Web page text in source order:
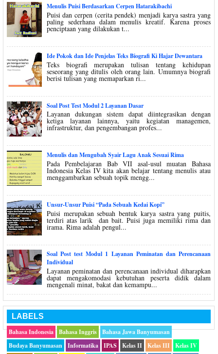
Menulis Puisi Berdasarkan Cerpen Hatarakibachi
Puisi dan cerpen (cerita pendek) menjadi karya sastra yang
paling sederhana dalam menulis kreatif. Karena proses
penciptaan yang dilakukan t...
Ide Pokok dan Ide Penjelas Teks Biografi Ki Hajar Dewantara
Teks biografi merupakan tulisan tentang kehidupan
seseorang yang ditulis oleh orang lain. Umumnya biografi
berisi tulisan yang memaparkan ri...
Soal Post Test Modul 2 Layanan Dasar
Layanan dukungan sistem dapat diintegrasikan dengan
ketiga layanan lainnya, yaitu kegiatan managemen,
infrastruktur, dan pengembangan profes...
Menulis dan Mengubah Syair Lagu Anak Sesuai Rima
Pada Pembelajaran Bab VII asal-usul muatan Bahasa
Indonesia Kelas IV kita akan belajar tentang menulis atau
menggambarkan sebuah topik mengg...
Unsur-Unsur Puisi “Pada Sebuah Kedai Kopi”
Puisi merupakan sebuah bentuk karya sastra yang puitis,
terdiri atas larik dan bait. Puisi juga memiliki rima dan
irama. Rima adalah pengul...
Soal Post test Modul 1 Layanan Peminatan dan Perencanaan
Individual
Layanan peminatan dan perencanaan individual diharapkan
dapat mengakomodasi kebutuhan peserta didik dalam
mengenali minat, bakat dan kemampu...
LABELS
Bahasa Indonesia
Bahasa Inggris
Bahasa Jawa Banyumasan
Budaya Banyumasan
Informatika IPAS Kelas II Kelas III Kelas IV